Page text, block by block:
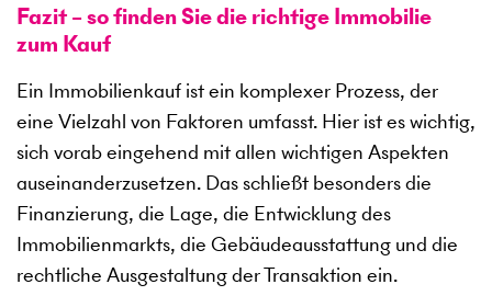
Fazit – so finden Sie die richtige Immobilie
zum Kauf
Ein Immobilienkauf ist ein komplexer Prozess, der
eine Vielzahl von Faktoren umfasst. Hier ist es wichtig,
sich vorab eingehend mit allen wichtigen Aspekten
auseinanderzusetzen. Das schließt besonders die
Finanzierung, die Lage, die Entwicklung des
Immobilienmarkts, die Gebäudeausstattung und die
rechtliche Ausgestaltung der Transaktion ein.